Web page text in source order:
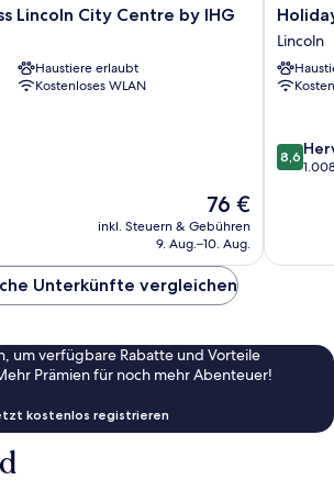
Lincoln City Centre by IHG
Haustiere erlaubt
Kostenloses WLAN
Der
Preis
beträgt
76 €
inkl. Steuern & Gebühren
9. Aug.–10. Aug.
Holiday
Inn
Lincoln
by
IHG
Lincoln
8.6
von
8,6
Unterkünfte vergleichen
um verfügbare Rabatte und Vorteile
Prämien für noch mehr Abenteuer!
kostenlos registrieren